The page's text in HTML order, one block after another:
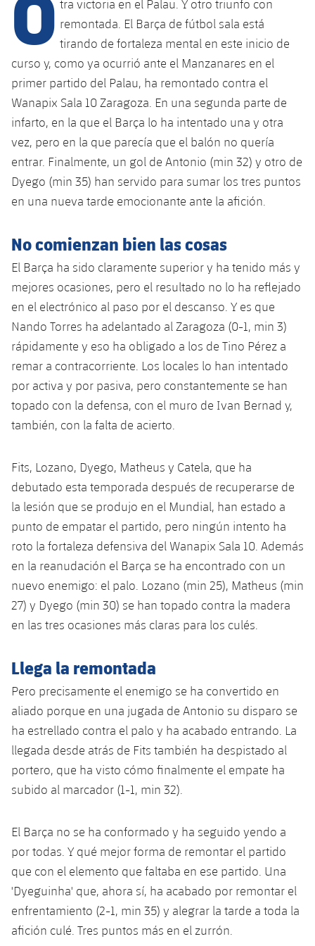
plusicon
más
Instalaciones
Spotify Camp Nou
Palau Blaugrana
Estadi Johan Cruyff
Barça Cafe
Ciutat Esportiva
La Masia
plusicon
más
Servicios
Servicios Médicos
Accesibilidad
plusicon
más
Acreditaciones
Instalaciones
SUB13
SUB12
SUB11 A
SUB11 B
SUB10 A
SUB10 B
SUB9 A
SUB9 B
SUB8 A
SUB8 B
SUB13 B
SUB12 C
SUB11 C
Entradas
Gameday Shows
Resultados
Clasificación
Jugadores
Historia
Palmarés
Base
Barça Atlètic
Junior
Cadete A
Cadete B
Infantil A
Mini
Campus Verano
Primer Equipo
plusicon
más
Actualidad
Calendario
Entradas
Jugadores
Fotos
Historia
Palmarés
Barça Atlètic
plusicon
más
Actualidad
Calendario
Clasificaciones
Fotos
Base
plusicon
más
Actualidad
Cadete A
Cadete B
Infantil B
PLUSICON
MÁS
Primer equipo
plusicon
más
Actualidad
Calendario
Entradas
Clasificaciones
Fotos
Historia
Barça Atlètic
plusicon
Actualidad
Calendario
Resultados
Jugadores
Base
plusicon
más
Actualidad
Juvenil
Cadete
Alevín
Campus Verano
PLUSICON
MÁS
Primer equipo
plusicon
más
Actualidad
Entradas
Resultados
Clasificaciones
Fotos
Historia
Palmarés
Barça Atlètic
plusicon
más
Actualidad
Calendario
Resultados
Jugadores
Base
plusicon
más
Actualidad
Junior
Alevín
Campus Verano
PLUSICON
MÁS
Información general
plusicon
más
plusicon
más
Actualidad
Masculino
Femenino
Agenda
Baloncesto en silla de ruedas
plusicon
más
Actualidad
Jugadores
Resultados
Clasificaciones
Hockey sobre hielo
plusicon
más
Actualidad
Calendario
Resultados
Clasificaciones
Hockey hierba
plusicon
más
Hockey Hierba Masculino
Hockey Hierba Femenino
Actualidad
Plantilla
Agenda
Escuela de Patinaje
Rugby
plusicon
más
Actualidad
Voleibol
plusicon
más
tra victoria en el Palau. Y otro triunfo con
remontada. El Barça de fútbol sala está
tirando de fortaleza mental en este inicio de
curso y, como ya ocurrió ante el Manzanares en el
primer partido del Palau, ha remontado contra el
Wanapix Sala 10 Zaragoza. En una segunda parte de
infarto, en la que el Barça lo ha intentado una y otra
vez, pero en la que parecía que el balón no quería
entrar. Finalmente, un gol de Antonio (min 32) y otro de
Dyego (min 35) han servido para sumar los tres puntos
en una nueva tarde emocionante ante la afición.
No comienzan bien las cosas
El Barça ha sido claramente superior y ha tenido más y
mejores ocasiones, pero el resultado no lo ha reflejado
en el electrónico al paso por el descanso. Y es que
Nando Torres ha adelantado al Zaragoza (0-1, min 3)
rápidamente y eso ha obligado a los de Tino Pérez a
remar a contracorriente. Los locales lo han intentado
por activa y por pasiva, pero constantemente se han
topado con la defensa, con el muro de Ivan Bernad y,
también, con la falta de acierto.
Fits, Lozano, Dyego, Matheus y Catela, que ha
debutado esta temporada después de recuperarse de
la lesión que se produjo en el Mundial, han estado a
punto de empatar el partido, pero ningún intento ha
roto la fortaleza defensiva del Wanapix Sala 10. Además
en la reanudación el Barça se ha encontrado con un
nuevo enemigo: el palo. Lozano (min 25), Matheus (min
27) y Dyego (min 30) se han topado contra la madera
en las tres ocasiones más claras para los culés.
Llega la remontada
Pero precisamente el enemigo se ha convertido en
aliado porque en una jugada de Antonio su disparo se
ha estrellado contra el palo y ha acabado entrando. La
llegada desde atrás de Fits también ha despistado al
portero, que ha visto cómo finalmente el empate ha
subido al marcador (1-1, min 32).
El Barça no se ha conformado y ha seguido yendo a
por todas. Y qué mejor forma de remontar el partido
que con el elemento que faltaba en ese partido. Una
'Dyeguinha' que, ahora sí, ha acabado por remontar el
enfrentamiento (2-1, min 35) y alegrar la tarde a toda la
afición culé. Tres puntos más en el zurrón.